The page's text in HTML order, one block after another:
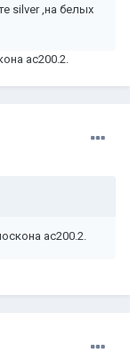
silver ,на белых
ас200.2.
ас200.2.